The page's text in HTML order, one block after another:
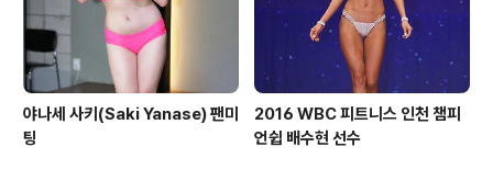
야나세 사키(Saki Yanase) 팬미
팅
2016 WBC 피트니스 인천 챔피
언쉽 배수현 선수